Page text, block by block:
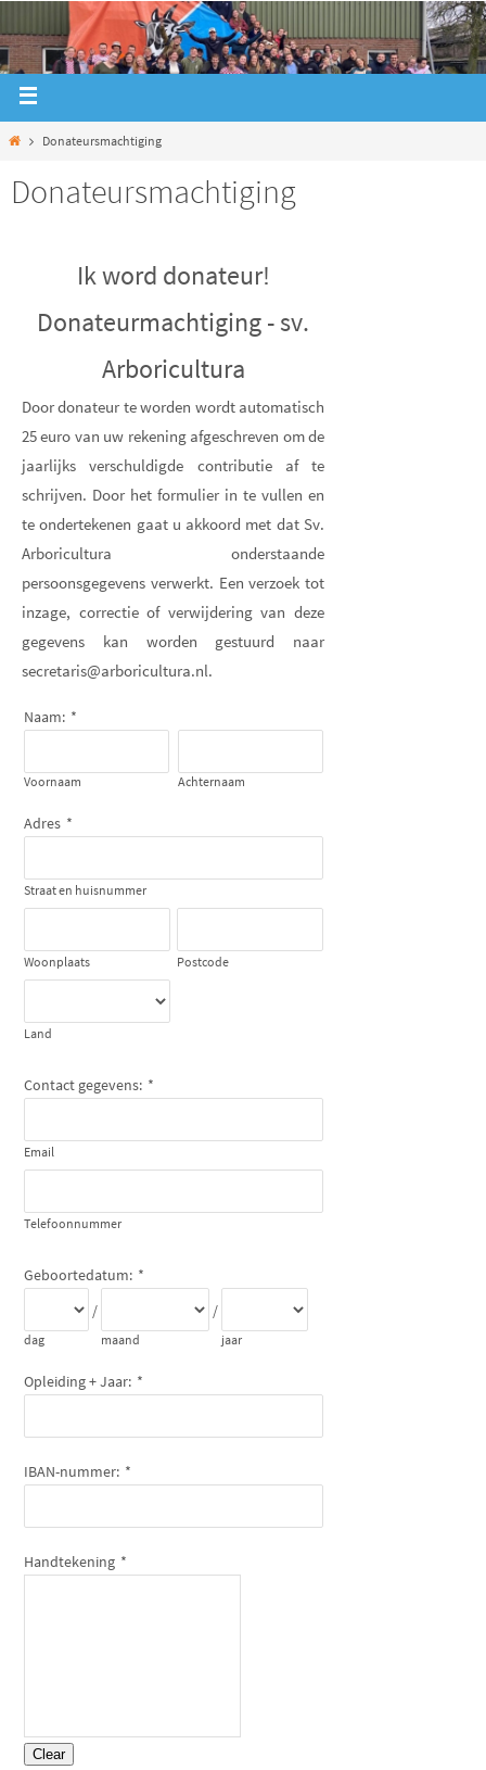
Donateursmachtiging
Donateursmachtiging
Ik word donateur!
Donateurmachtiging - sv.
Arboricultura
Door donateur te worden wordt automatisch
25 euro van uw rekening afgeschreven om de
jaarlijks verschuldigde contributie af te
schrijven. Door het formulier in te vullen en
te ondertekenen gaat u akkoord met dat Sv.
Arboricultura onderstaande
persoonsgegevens verwerkt. Een verzoek tot
inzage, correctie of verwijdering van deze
gegevens kan worden gestuurd naar
secretaris@arboricultura.nl.
Naam: *
Voornaam Achternaam
Adres *
Straat en huisnummer
Woonplaats Postcode
Land
Contact gegevens: *
Email
Telefoonnummer
Geboortedatum: *
dag
/
maand
/
jaar
Opleiding + Jaar: *
IBAN-nummer: *
Handtekening *
Clear